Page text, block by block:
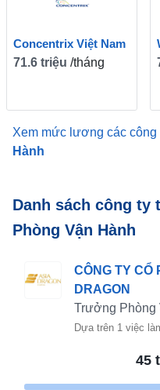
Concentrix Việt Nam
71.6 triệu /tháng
Xem mức lương các công
Hành
Danh sách công
Phòng Vận Hành
CÔNG TY CỔ
DRAGON
Trưởng Phòng
Dựa trên 1 việc
45